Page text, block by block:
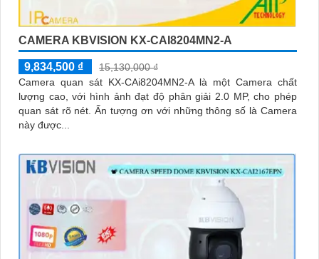
CAMERA KBVISION KX-CAI8204MN2-A
9,834,500 ₫
15,130,000 ₫
Camera quan sát KX-CAi8204MN2-A là một Camera chất
lượng cao, với hình ảnh đạt độ phân giải 2.0 MP, cho phép
quan sát rõ nét. Ấn tượng ơn với những thông số là Camera
này được...